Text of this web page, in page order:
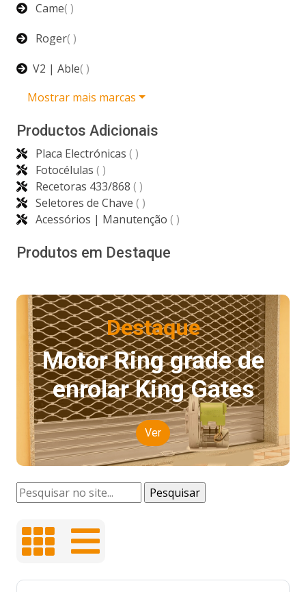
Came( )
Roger( )
V2 | Able( )
Mostrar mais marcas
Productos Adicionais
Placa Electrónicas ( )
Fotocélulas ( )
Recetoras 433/868 ( )
Seletores de Chave ( )
Acessórios | Manutenção ( )
Produtos em Destaque
Destaque
Motor Ring grade de
enrolar King Gates
Ver